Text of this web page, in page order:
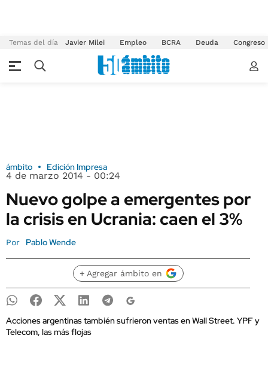
Temas del día Javier Milei Empleo BCRA Deuda Congreso
ámbito Edición Impresa
4 de marzo 2014 - 00:24
Nuevo golpe a emergentes por
la crisis en Ucrania: caen el 3%
Por Pablo Wende
+ Agregar ámbito en
Acciones argentinas también sufrieron ventas en Wall Street. YPF y
Telecom, las más flojas